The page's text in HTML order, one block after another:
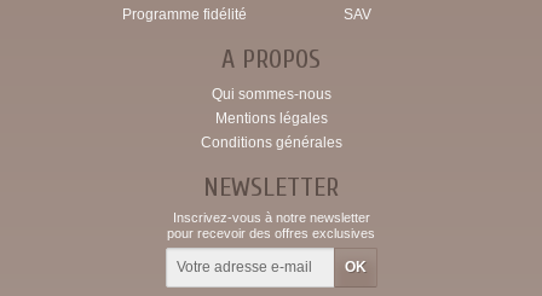
Programme fidélité
SAV
A PROPOS
Qui sommes-nous
Mentions légales
Conditions générales
NEWSLETTER
Inscrivez-vous à notre newsletter
pour recevoir des offres exclusives